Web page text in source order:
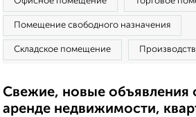
Помещение свободного назначения
Складское помещение
Свежие, новые объявления
аренде недвижимости,